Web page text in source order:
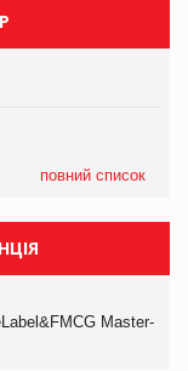
повний список
Master-